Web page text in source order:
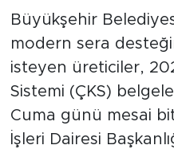
Büyükşehir
modern sera
isteyen üreticiler,
Sistemi (ÇKS)
Cuma günü mesai
İşleri Dairesi